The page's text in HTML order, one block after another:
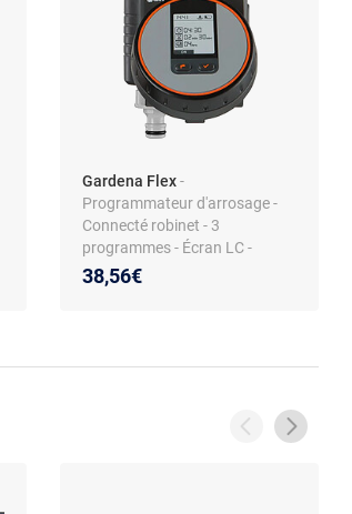
Gardena Flex-
Programmateur d'arrosage -
Connecté robinet - 3
programmes - Écran LC -
Fonctionne sur batterie
38,56€